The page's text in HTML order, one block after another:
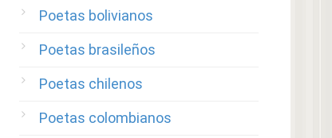
Poetas bolivianos
Poetas brasileños
Poetas chilenos
Poetas colombianos